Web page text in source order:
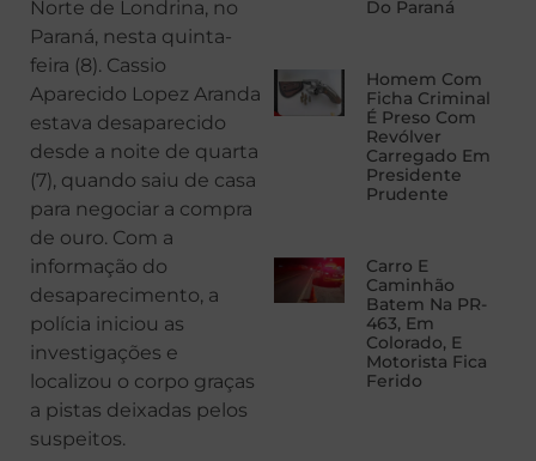
Norte de Londrina, no
Paraná, nesta quinta-
feira (8). Cassio
Aparecido Lopez Aranda
estava desaparecido
desde a noite de quarta
(7), quando saiu de casa
para negociar a compra
de ouro. Com a
informação do
desaparecimento, a
polícia iniciou as
investigações e
localizou o corpo graças
a pistas deixadas pelos
suspeitos.
Do Paraná
Homem Com
Ficha Criminal
É Preso Com
Revólver
Carregado Em
Presidente
Prudente
Carro E
Caminhão
Batem Na PR-
463, Em
Colorado, E
Motorista Fica
Ferido